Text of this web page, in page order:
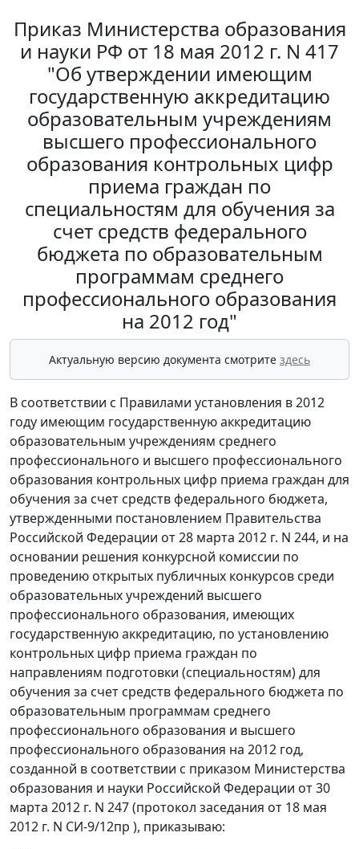
Приказ Министерства образования
и науки РФ от 18 мая 2012 г. N 417
"Об утверждении имеющим
государственную аккредитацию
образовательным учреждениям
высшего профессионального
образования контрольных цифр
приема граждан по
специальностям для обучения за
счет средств федерального
бюджета по образовательным
программам среднего
профессионального образования
на 2012 год"
Актуальную версию документа смотрите здесь
В соответствии с Правилами установления в 2012
году имеющим государственную аккредитацию
образовательным учреждениям среднего
профессионального и высшего профессионального
образования контрольных цифр приема граждан для
обучения за счет средств федерального бюджета,
утвержденными постановлением Правительства
Российской Федерации от 28 марта 2012 г. N 244, и на
основании решения конкурсной комиссии по
проведению открытых публичных конкурсов среди
образовательных учреждений высшего
профессионального образования, имеющих
государственную аккредитацию, по установлению
контрольных цифр приема граждан по
направлениям подготовки (специальностям) для
обучения за счет средств федерального бюджета по
образовательным программам среднего
профессионального образования и высшего
профессионального образования на 2012 год,
созданной в соответствии с приказом Министерства
образования и науки Российской Федерации от 30
марта 2012 г. N 247 (протокол заседания от 18 мая
2012 г. N СИ-9/12пр ), приказываю: